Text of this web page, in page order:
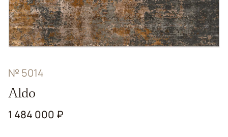
№ 5014
Aldo
1 484 000 ₽